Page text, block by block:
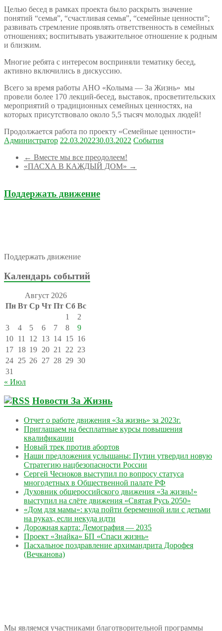
Целью бесед в рамках проекта было раскрыть значение
понятий “семья”, “счастливая семья”, “семейные ценности”;
развивать стремление проявлять ответственность в семейных
отношениях; воспитывать уважительное отношение к родным
и близким.
Многие ребята с интересом восприняли тематику бесед,
активно включились в дискуссию.
Всего за время работы АНО «Колыма — За Жизнь» мы
провели более 170 лекций-бесед, выставок, просветительских
мероприятий о традиционных семейных ценностях, на
которых присутствовало около 5,5 тысяч молодых людей!
Продолжается работа по проекту «Семейные ценности»
Администратор 22.03.202230.03.2022 События
← Вместе мы все преодолеем!
«ПАСХА В КАЖДЫЙ ДОМ» →
Поддержать движение
Поддержать движение
Календарь событий
Август 2026
Пн Вт Ср Чт Пт Сб Вс
1
2
3
4 5 6 7 8
9
10 11 12 13 14 15 16
17 18 19 20 21 22 23
24 25 26 27 28 29 30
31
« Июл
Новости За Жизнь
Отчет о работе движения «За жизнь» за 2023г.
Приглашаем на бесплатные курсы повышения
квалификации
Новый трек против абортов
Наши предложения услышаны: Путин утвердил новую
Стратегию нацбезопасности России
Сергей Чесноков выступил по вопросу статуса
многодетных в Общественной палате РФ
Духовник общероссийского движения «За жизнь!»
выступил на слёте движения «Святая Русь 2050»
«Дом для мамы»: куда пойти беременной или с детьми
на руках, если некуда идти
Дорожная карта: Демография — 2035
Проект «Знайка» БП «Спаси жизнь»
Пасхальное поздравление архимандрита Дорофея
(Вечканова)
Мы являемся участниками благотворительной программы